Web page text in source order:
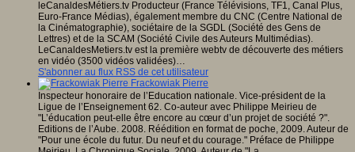
leCanaldesMétiers.tv Producteur (France Télévisions, TF1, Canal Plus,
Euro-France Médias), également membre du CNC (Centre National de
la Cinématographie), sociétaire de la SGDL (Société des Gens de
Lettres) et de la SCAM (Société Civile des Auteurs Multimédias).
LeCanaldesMetiers.tv est la première webtv de découverte des métiers
en vidéo (3500 vidéos validées)…
S'abonner au flux RSS de cet utilisateur
Frackowiak Pierre
Inspecteur honoraire de l’Education nationale. Vice-président de la
Ligue de l’Enseignement 62. Co-auteur avec Philippe Meirieu de
"L’éducation peut-elle être encore au cœur d’un projet de société ?".
Editions de l’Aube. 2008. Réédition en format de poche, 2009. Auteur de
"Pour une école du futur. Du neuf et du courage." Préface de Philippe